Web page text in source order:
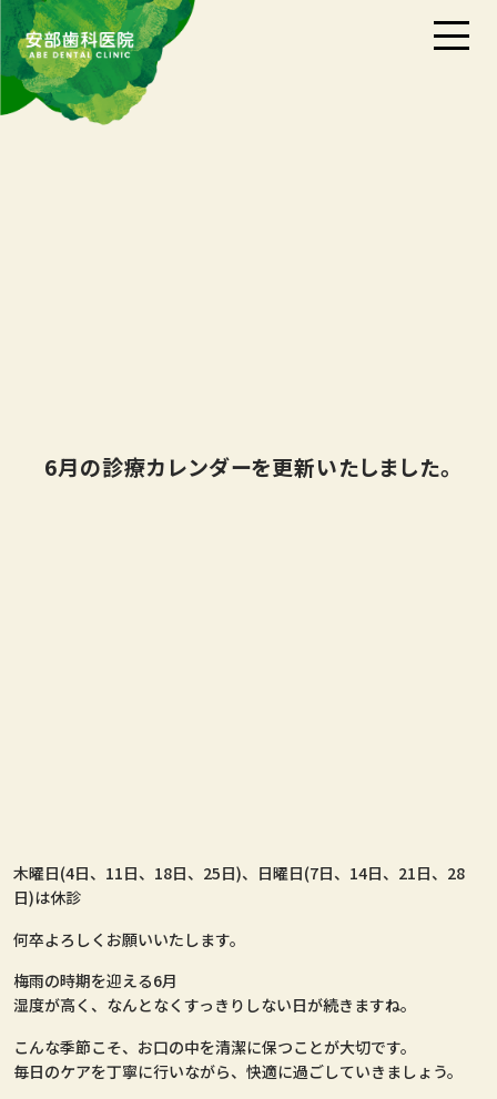
6月の診療カレンダーを更新いたしました。
木曜日(4日、11日、18日、25日)、日曜日(7日、14日、21日、28
日)は休診
何卒よろしくお願いいたします。
梅雨の時期を迎える6月
湿度が高く、なんとなくすっきりしない日が続きますね。
こんな季節こそ、お口の中を清潔に保つことが大切です。
毎日のケアを丁寧に行いながら、快適に過ごしていきましょう。